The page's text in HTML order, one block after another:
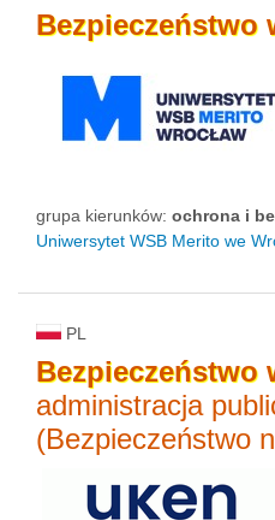
Bezpieczeństwo
grupa kierunków: ochrona i
Uniwersytet WSB Merito we
PL
Bezpieczeństwo
administracja
(Bezpieczeństwo